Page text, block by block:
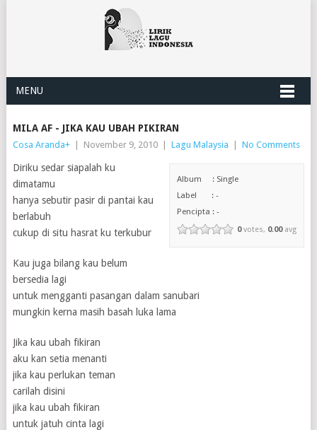
MENU
MILA AF - JIKA KAU UBAH PIKIRAN
Cosa Aranda+ November 9, 2010 Lagu Malaysia No Comments
Album : Single
Label : -
Pencipta : -
0votes, 0.00avg
Diriku sedar siapalah ku
dimatamu
hanya sebutir pasir di pantai kau
berlabuh
cukup di situ hasrat ku terkubur
Kau juga bilang kau belum
bersedia lagi
untuk mengganti pasangan dalam sanubari
mungkin kerna masih basah luka lama
Jika kau ubah fikiran
aku kan setia menanti
jika kau perlukan teman
carilah disini
jika kau ubah fikiran
untuk jatuh cinta lagi